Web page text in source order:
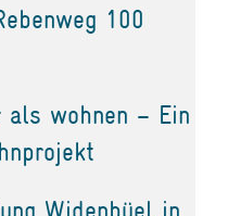
100
als wohnen – Ein